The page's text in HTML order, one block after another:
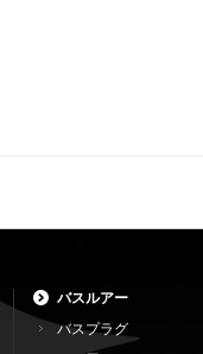
バスルアー
バスプラグ